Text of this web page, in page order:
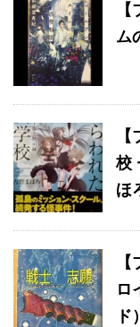
ム
校
ほ
ロ
ド）